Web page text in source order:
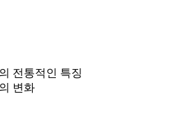
전통적인 특징
변화